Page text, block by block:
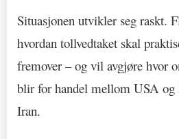
Situasjonen utvikler seg raskt.
hvordan tollvedtaket skal
fremover – og vil avgjøre hvor
blir for handel mellom USA og
Iran.